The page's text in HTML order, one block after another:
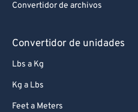
Convertidor de archivos
Convertidor de unidades
Lbs a Kg
Kg a Lbs
Feet a Meters